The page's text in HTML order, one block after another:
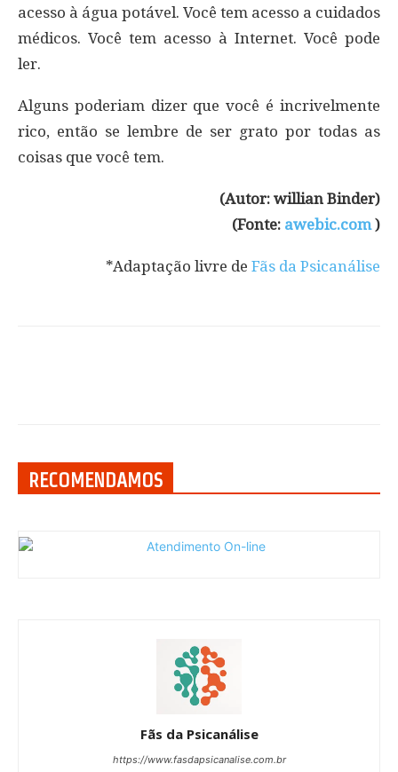
acesso à água potável. Você tem acesso a cuidados
médicos. Você tem acesso à Internet. Você pode
ler.
Alguns poderiam dizer que você é incrivelmente
rico, então se lembre de ser grato por todas as
coisas que você tem.
(Autor: willian Binder)
(Fonte: awebic.com)
*Adaptação livre de Fãs da Psicanálise
RECOMENDAMOS
Fãs da Psicanálise
https://www.fasdapsicanalise.com.br